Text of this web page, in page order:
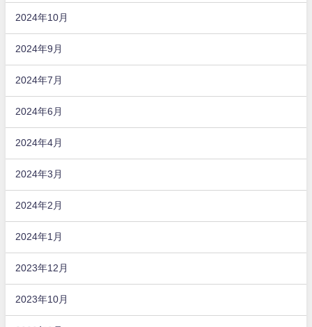
2024年10月
2024年9月
2024年7月
2024年6月
2024年4月
2024年3月
2024年2月
2024年1月
2023年12月
2023年10月